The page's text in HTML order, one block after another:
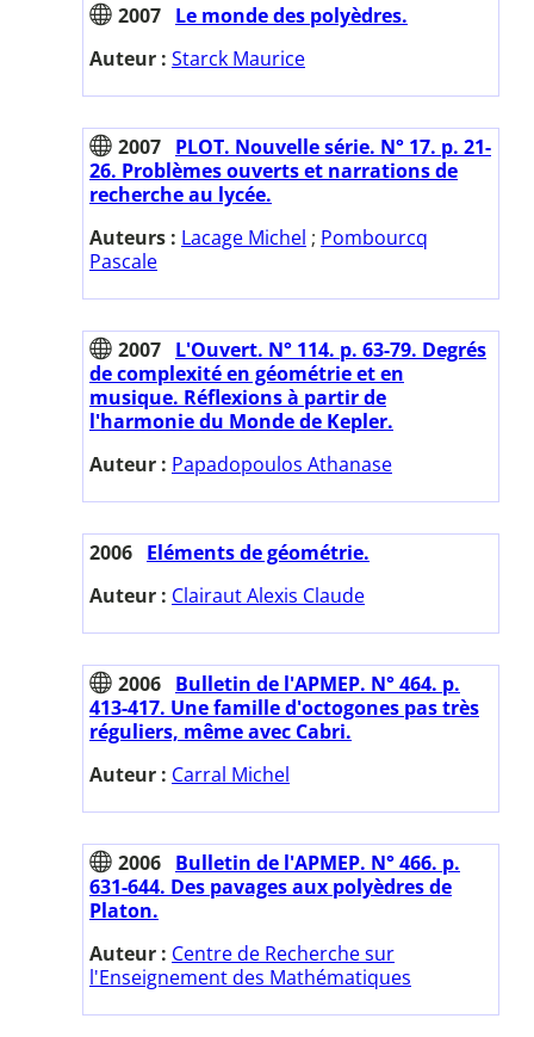
2007 Le monde des polyèdres.
Auteur : Starck Maurice
2007 PLOT. Nouvelle série. N° 17. p. 21-
26. Problèmes ouverts et narrations de
recherche au lycée.
Auteurs : Lacage Michel ; Pombourcq
Pascale
2007 L'Ouvert. N° 114. p. 63-79. Degrés
de complexité en géométrie et en
musique. Réflexions à partir de
l'harmonie du Monde de Kepler.
Auteur : Papadopoulos Athanase
2006 Eléments de géométrie.
Auteur : Clairaut Alexis Claude
2006 Bulletin de l'APMEP. N° 464. p.
413-417. Une famille d'octogones pas très
réguliers, même avec Cabri.
Auteur : Carral Michel
2006 Bulletin de l'APMEP. N° 466. p.
631-644. Des pavages aux polyèdres de
Platon.
Auteur : Centre de Recherche sur
l'Enseignement des Mathématiques